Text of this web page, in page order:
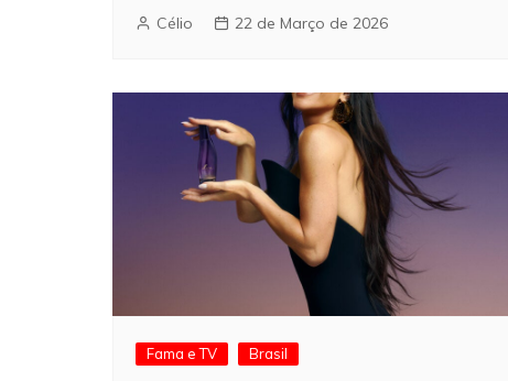
Célio 22 de Março de 2026
Fama e TV Brasil